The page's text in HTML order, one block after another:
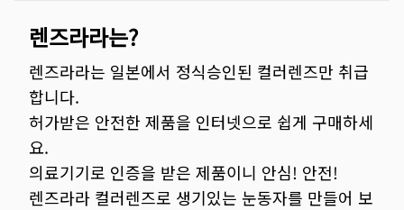
렌즈라라는?
렌즈라라는 일본에서 정식승인된 컬러렌즈만 취급
합니다.
허가받은 안전한 제품을 인터넷으로 쉽게 구매하세
요.
의료기기로 인증을 받은 제품이니 안심! 안전!
렌즈라라 컬러렌즈로 생기있는 눈동자를 만들어 보